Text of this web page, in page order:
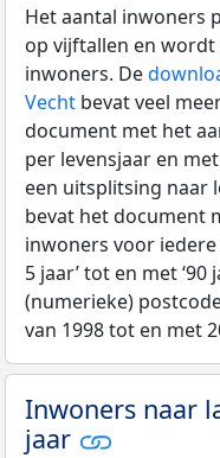
Het aantal inwoners
op vijftallen en
inwoners. De
Vecht bevat veel
document met het
per levensjaar en
een uitsplitsing naar
bevat het document
inwoners voor
5 jaar’ tot en met
(numerieke)
van 1998 tot en met
Inwoners naar
jaar